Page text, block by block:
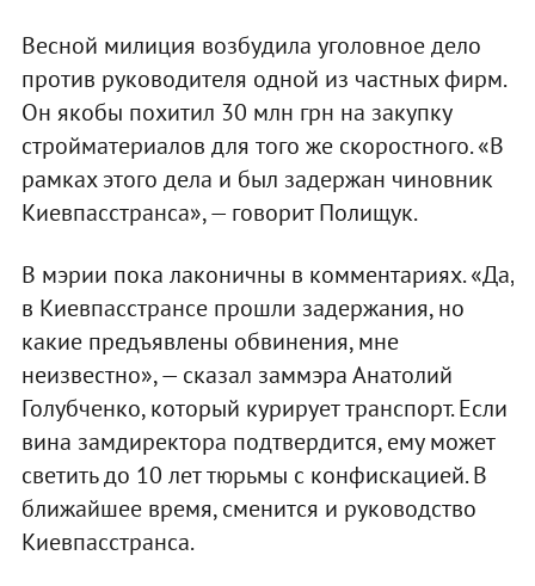
Весной милиция возбудила уголовное дело
против руководителя одной из частных фирм.
Он якобы похитил 30 млн грн на закупку
стройматериалов для того же скоростного. «В
рамках этого дела и был задержан чиновник
Киевпасстранса», — говорит Полищук.
В мэрии пока лаконичны в комментариях. «Да,
в Киевпасстрансе прошли задержания, но
какие предъявлены обвинения, мне
неизвестно», — сказал заммэра Анатолий
Голубченко, который курирует транспорт. Если
вина замдиректора подтвердится, ему может
светить до 10 лет тюрьмы с конфискацией. В
ближайшее время, сменится и руководство
Киевпасстранса.